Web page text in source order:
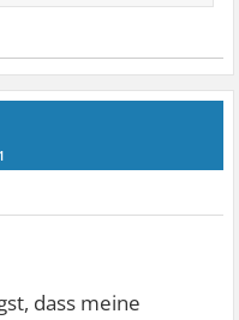
Nacken)
laufen"
Rasen
1
dass meine